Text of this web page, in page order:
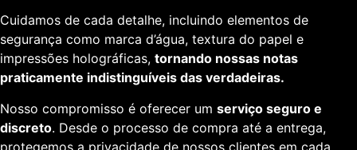
Cuidamos de cada detalhe, incluindo elementos de
segurança como marca d’água, textura do papel e
impressões holográficas, tornando nossas notas
praticamente indistinguíveis das verdadeiras.
Nosso compromisso é oferecer um serviço seguro e
discreto. Desde o processo de compra até a entrega,
protegemos a privacidade de nossos clientes em cada